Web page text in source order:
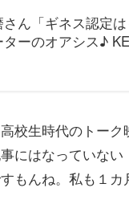
ん「ギネス認定
ターのオアシス♪
校生時代のトー
にはなっていな
もんね。私も１カ